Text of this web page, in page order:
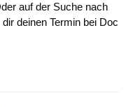
auf der Suche nach
deinen Termin bei Doc